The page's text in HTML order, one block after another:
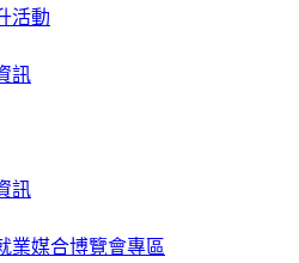
活動
訊
訊
業媒合博覽會專區